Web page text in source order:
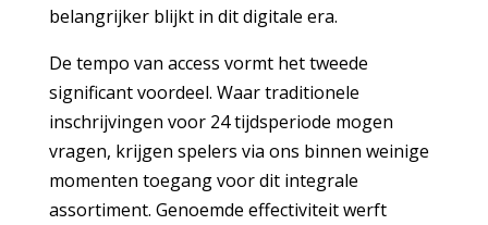
belangrijker blijkt in dit digitale era.
De tempo van access vormt het tweede
significant voordeel. Waar traditionele
inschrijvingen voor 24 tijdsperiode mogen
vragen, krijgen spelers via ons binnen weinige
momenten toegang voor dit integrale
assortiment. Genoemde effectiviteit werft